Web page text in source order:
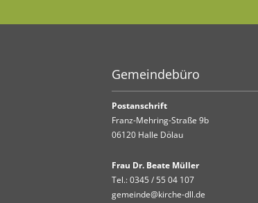
Gemeindebüro
Postanschrift
Franz-Mehring-Straße 9b
06120 Halle Dölau
Frau Dr. Beate Müller
Tel.:0345 / 55 04 107
gemeinde@kirche-dll.de